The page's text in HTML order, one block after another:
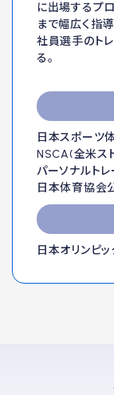
に出場するプ
まで幅広く指
社員選手のト
る。
日本スポーツ
NSCA(全米ス
パーソナルト
日本体育協会
日本オリンピ